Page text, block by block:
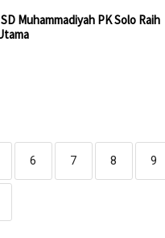
Muhammadiyah PK Solo Raih
6 7 8 9